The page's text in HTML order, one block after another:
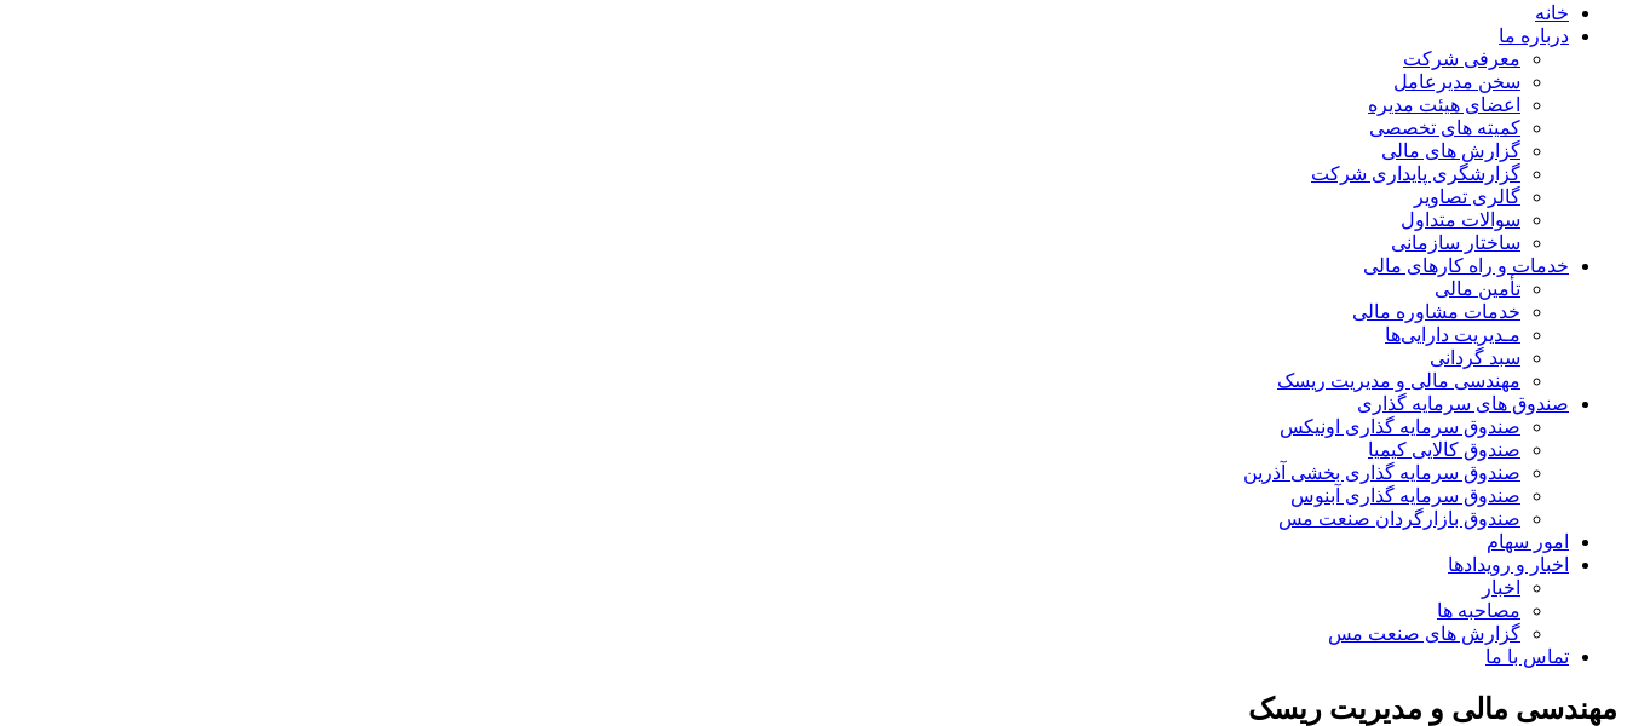
خانه
درباره ما
معرفی شرکت
سخن مدیرعامل
اعضای هیئت مدیره
کمیته های تخصصی
گزارش های مالی
گزارشگری پایداری شرکت
گالری تصاویر
سوالات متداول
ساختار سازمانی
خدمات و راه کارهای مالی
تأمین مالی
خدمات مشاوره مالی
مـدیریت دارایی‌ها
سبد گردانی
مهندسی مالی و مدیریت ریسک
صندوق های سرمایه گذاری
صندوق سرمایه گذاری اونیکس
صندوق کالایی کیمیا
صندوق سرمایه گذاری بخشی آذرین
صندوق سرمایه گذاری آبنوس
صندوق بازارگردان صنعت مس
امور سهام
اخبار و رویدادها
اخبار
مصاحبه ها
گزارش های صنعت مس
تماس با ما
مهندسی مالی و مدیریت ریسک